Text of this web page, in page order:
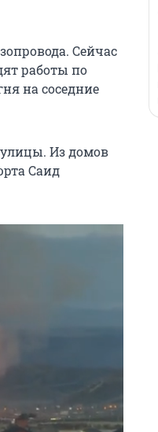
Сейчас
работы по
на соседние
Из домов
Саид